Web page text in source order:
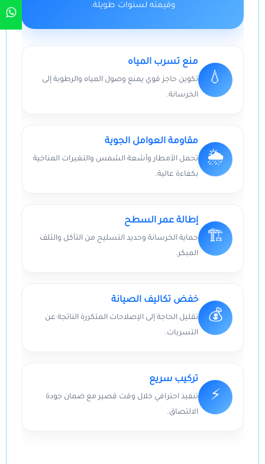
وقيمته لسنوات طويلة.
💧
منع تسرب المياه
تكوين حاجز قوي يمنع وصول المياه والرطوبة إلى
الخرسانة.
🌦️
مقاومة العوامل الجوية
تحمل الأمطار وأشعة الشمس والتغيرات المناخية
بكفاءة عالية.
🏗️
إطالة عمر السطح
حماية الخرسانة وحديد التسليح من التآكل والتلف
المبكر.
💰
خفض تكاليف الصيانة
تقليل الحاجة إلى الإصلاحات المتكررة الناتجة عن
التسربات.
⚡
تركيب سريع
تنفيذ احترافي خلال وقت قصير مع ضمان جودة
الالتصاق.